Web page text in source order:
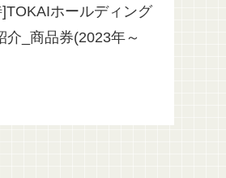
ホールディング
介_商品券(2023年～